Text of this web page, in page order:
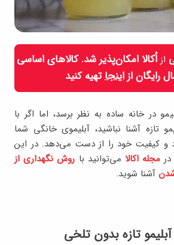
از اُکالا امکان‌پذیر شد. کالاهای اساسی
رایگان ازاینجاتهیه کنید
در خانه ساده به نظر برسد، اما اگر با
تازه آشنا نباشید، آبلیموی خانگی شما
و کیفیت خود را از دست می‌دهد. در این
مجله اکالا می‌توانید با روش نگهداری از
آشنا شوید.
تازه بدون تلخی